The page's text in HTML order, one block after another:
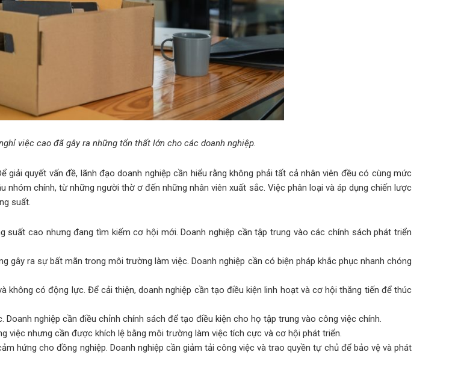
việc cao đã gây ra những tổn thất lớn cho các doanh nghiệp.
giải quyết vấn đề, lãnh đạo doanh nghiệp cần hiểu rằng không phải tất cả nhân viên đều có cùng mức
nhóm chính, từ những người thờ ơ đến những nhân viên xuất sắc. Việc phân loại và áp dụng chiến lược
suất.
suất cao nhưng đang tìm kiếm cơ hội mới. Doanh nghiệp cần tập trung vào các chính sách phát triển
gây ra sự bất mãn trong môi trường làm việc. Doanh nghiệp cần có biện pháp khắc phục nhanh chóng
không có động lực. Để cải thiện, doanh nghiệp cần tạo điều kiện linh hoạt và cơ hội thăng tiến để thúc
Doanh nghiệp cần điều chỉnh chính sách để tạo điều kiện cho họ tập trung vào công việc chính.
việc nhưng cần được khích lệ bằng môi trường làm việc tích cực và cơ hội phát triển.
hứng cho đồng nghiệp. Doanh nghiệp cần giảm tải công việc và trao quyền tự chủ để bảo vệ và phát